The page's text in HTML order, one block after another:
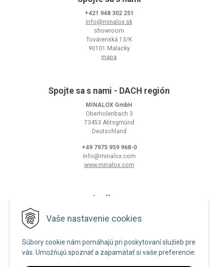
Vaše nastavenie cookies
Súbory cookie nám pomáhajú pri poskytovaní služieb pre
vás. Umožňujú spoznať a zapamätať si vaše preferencie.
+421 948 302 251
info@minalox.sk
showroom
Továrenská 13/K
90101 Malacky
mapa
Spojte sa s nami - DACH región
MINALOX GmbH
Oberholenbach 3
73453 Abtsgmünd
Deutschland
+49 7975 959 968-0
info@minalox.com
www.minalox.com
O nákupe
Zásady používania cookies